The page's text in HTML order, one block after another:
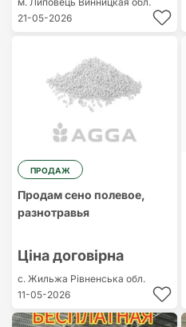
21-05-2026
ПРОДАЖ
Продам сено полевое,
разнотравья
Ціна договірна
с. Жильжа Рівненська обл.
11-05-2026